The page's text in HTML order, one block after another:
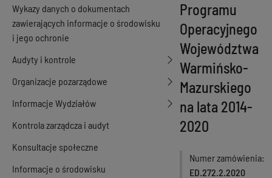
Wykazy danych o dokumentach
zawierających informacje o środowisku
i jego ochronie
Audyty i kontrole
Organizacje pozarządowe
Informacje Wydziałów
Kontrola zarządcza i audyt
Konsultacje społeczne
Informacje o środowisku
Programu
Operacyjnego
Województwa
Warmińsko-
Mazurskiego
na lata 2014-
2020
Numer zamówienia
ED.272.2.2020